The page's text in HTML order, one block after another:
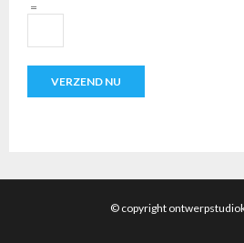
=
© copyright